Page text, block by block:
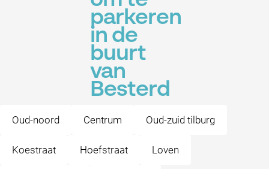
parkeren
in de
buurt
van
Besterd
Oud-noord Centrum Oud-zuid tilburg
Koestraat Hoefstraat Loven